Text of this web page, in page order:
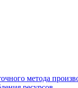
метода